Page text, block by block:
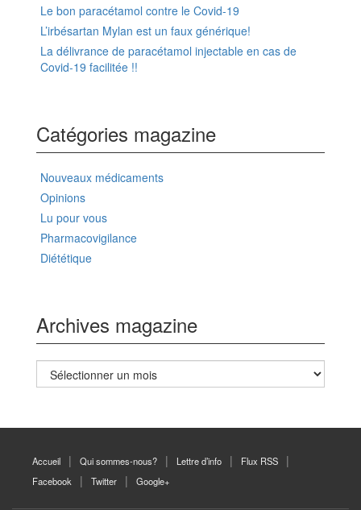
Le bon paracétamol contre le Covid-19
L’irbésartan Mylan est un faux générique!
La délivrance de paracétamol injectable en cas de
Covid-19 facilitée !!
Catégories magazine
Nouveaux médicaments
Opinions
Lu pour vous
Pharmacovigilance
Diététique
Archives magazine
Archives
magazine
Accueil Qui sommes-nous? Lettre d’info
Flux RSS
Facebook
Twitter Google+